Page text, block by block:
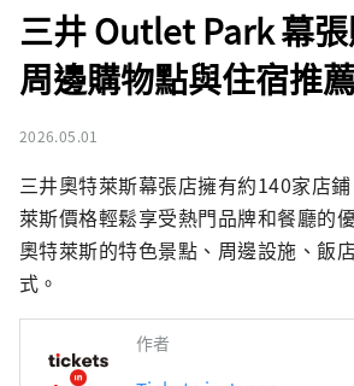
三井 Outlet Park 幕張
周邊購物點與住宿推
2026.05.01
三井奧特萊斯幕張店擁有約140家店
萊斯價格輕鬆享受熱門品牌和餐廳的
奧特萊斯的特色景點、周邊設施、飯
式。
作者